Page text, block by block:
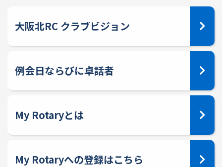
大阪北RC クラブビジョン
例会日ならびに卓話者
My Rotaryとは
My Rotaryへの登録はこちら